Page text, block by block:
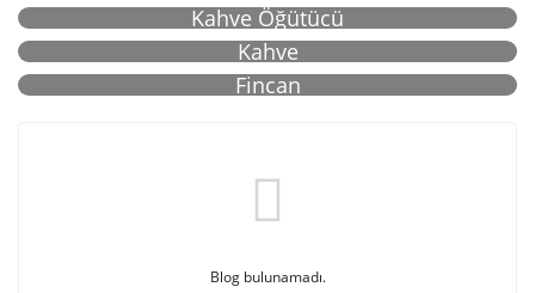
Kahve Öğütücü
Kahve
Fincan
Blog bulunamadı.